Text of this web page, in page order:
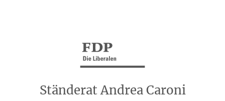
Ständerat Andrea Caroni